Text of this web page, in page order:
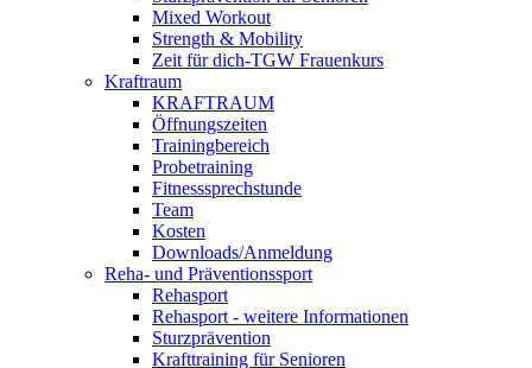
Mixed Workout
Strength & Mobility
Zeit für dich-TGW Frauenkurs
Kraftraum
KRAFTRAUM
Öffnungszeiten
Trainingbereich
Probetraining
Fitnesssprechstunde
Team
Kosten
Downloads/Anmeldung
Reha- und Präventionssport
Rehasport
Rehasport - weitere Informationen
Sturzprävention
Krafttraining für Senioren